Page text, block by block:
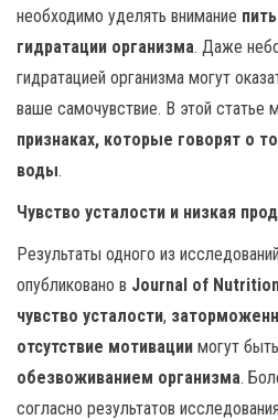
необходимо уделять внимание
гидратации организма. Даже
гидратацией организма могут
ваше самочувствие. В этой
признаках, которые говорят о
воды.
Чувство усталости и низкая
Результаты одного из
опубликовано в Journal of
чувство усталости,
отсутствие мотивации могут
обезвоживанием организма.
согласно результатов